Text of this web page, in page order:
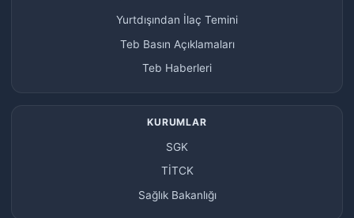
Yurtdışından İlaç Temini
Teb Basın Açıklamaları
Teb Haberleri
KURUMLAR
SGK
TİTCK
Sağlık Bakanlığı